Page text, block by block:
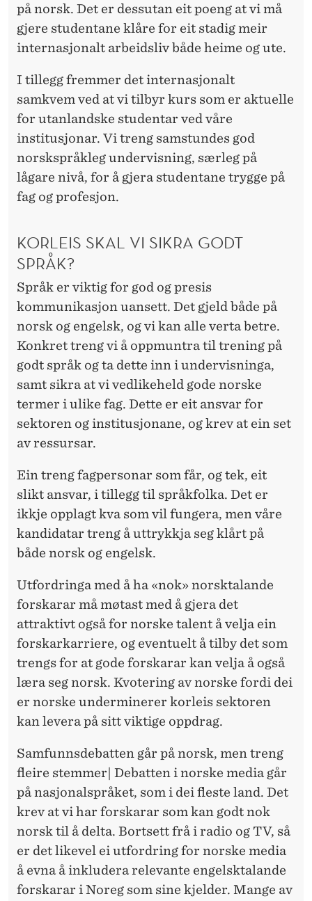
på norsk. Det er dessutan eit poeng at vi må
gjere studentane klåre for eit stadig meir
internasjonalt arbeidsliv både heime og ute.
I tillegg fremmer det internasjonalt
samkvem ved at vi tilbyr kurs som er aktuelle
for utanlandske studentar ved våre
institusjonar. Vi treng samstundes god
norskspråkleg undervisning, særleg på
lågare nivå, for å gjera studentane trygge på
fag og profesjon.
KORLEIS SKAL VI SIKRA GODT
SPRÅK?
Språk er viktig for god og presis
kommunikasjon uansett. Det gjeld både på
norsk og engelsk, og vi kan alle verta betre.
Konkret treng vi å oppmuntra til trening på
godt språk og ta dette inn i undervisninga,
samt sikra at vi vedlikeheld gode norske
termer i ulike fag. Dette er eit ansvar for
sektoren og institusjonane, og krev at ein set
av ressursar.
Ein treng fagpersonar som får, og tek, eit
slikt ansvar, i tillegg til språkfolka. Det er
ikkje opplagt kva som vil fungera, men våre
kandidatar treng å uttrykkja seg klårt på
både norsk og engelsk.
Utfordringa med å ha «nok» norsktalande
forskarar må møtast med å gjera det
attraktivt også for norske talent å velja ein
forskarkarriere, og eventuelt å tilby det som
trengs for at gode forskarar kan velja å også
læra seg norsk. Kvotering av norske fordi dei
er norske underminerer korleis sektoren
kan levera på sitt viktige oppdrag.
Samfunnsdebatten går på norsk, men treng
fleire stemmer| Debatten i norske media går
på nasjonalspråket, som i dei fleste land. Det
krev at vi har forskarar som kan godt nok
norsk til å delta. Bortsett frå i radio og TV, så
er det likevel ei utfordring for norske media
å evna å inkludera relevante engelsktalande
forskarar i Noreg som sine kjelder. Mange av